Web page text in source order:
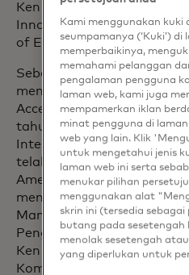
Ken adalah seorang
Innovation Labs di
of Engineering and Applied
Sebelum bergabung
memegang peran
Accenture dan Misys.
tahun pengalaman di
Internasional di
telah bekerja secara
Amerika Latin, Eropa,
memegang peran
Manajemen Produk,
Pengembangan Bisnis,
Ken memiliki gelar BSc
Komputer Komersial dari
Kami menggunakan kuki
seumpamanya (‘Kuki’)
memperbaikinya,
memahami pelanggan
pengalaman pengguna
laman web, kami juga
mempamerkan iklan
minat pengguna di
web yang lain. Klik
untuk mengetahui jenis
laman web ini serta
menukar pilihan
menggunakan alat
skrin ini (tersedia
butang pada
menolak sesetengah
yang diperlukan untuk